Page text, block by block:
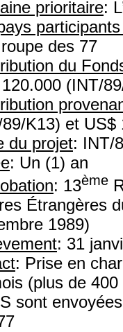
prioritaire:
des 77
du
(INT/
K13) et US$
du projet: INT/
: Un (1) an
: 13ème
Étrangères
1989)
: 31
: Prise en
(plus de
sont